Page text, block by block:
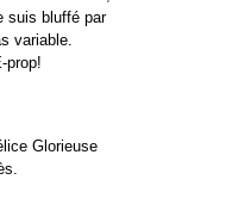
suis bluffé par
variable.
prop!
Glorieuse